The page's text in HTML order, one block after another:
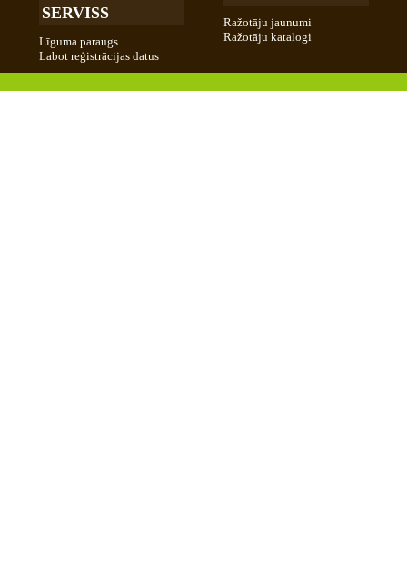
SERVISS
Līguma paraugs
Labot reģistrācijas datus
Ražotāju jaunumi
Ražotāju katalogi